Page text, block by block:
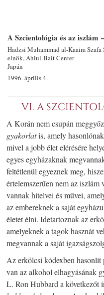
A Szcientológia és az iszlám
Hadzsi Muhammad al-KaaimSzafa
elnök, Ahlul-Bait Center
Japán
1996. április 4.
VI. A
A Korán nem csupán
gyakorlatis, amely
mivel a jobb élet elérésére
egyes egyházaknak
feltétlenül egyeznek meg,
értelemszerűen nem az
vannak hitelvei és művei,
az embereknek a saját
életet élni. Idetartoznak az
amelyeknek a tagok hasznát
megvannak a saját
Az erkölcsi kódexben
van az alkohol elhagyásának
L. Ron Hubbard a következőt